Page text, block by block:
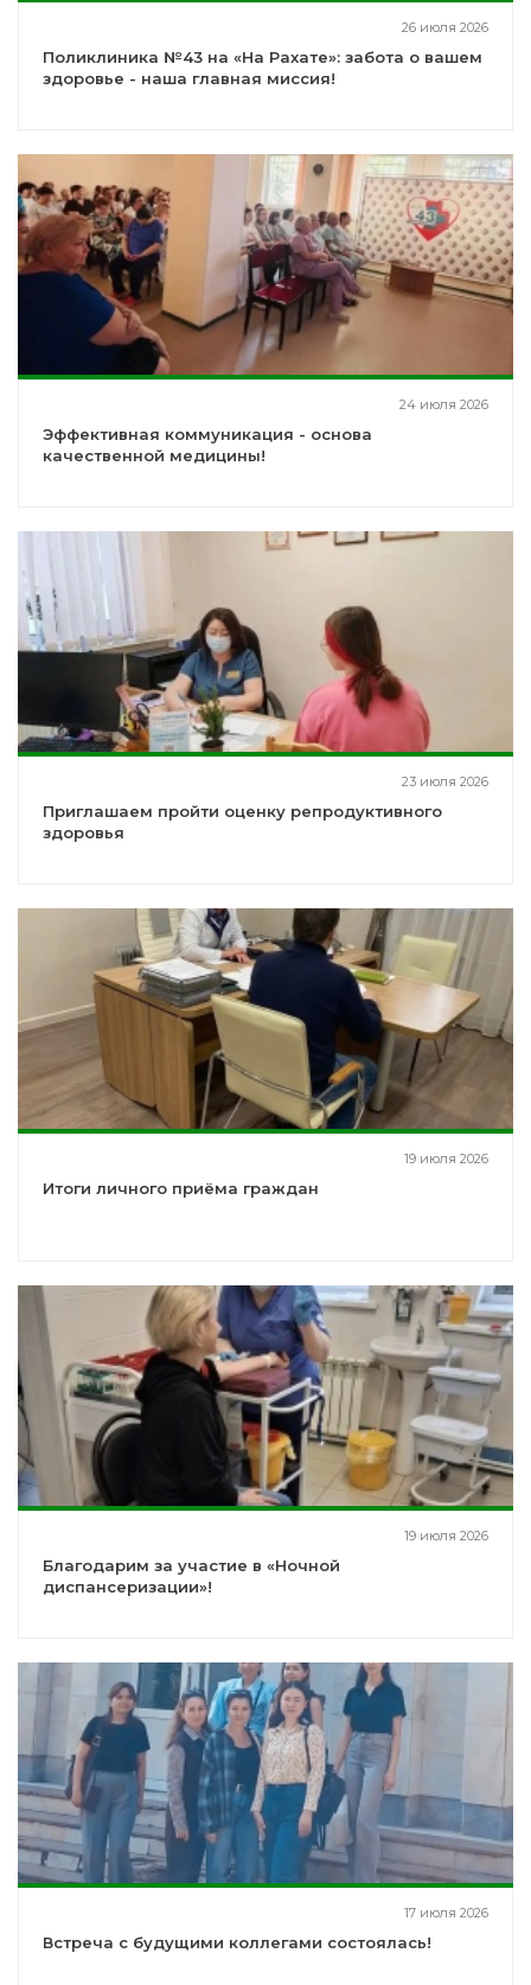
26 июля 2026
Поликлиника №43 на «На Рахате»: забота о вашем
здоровье - наша главная миссия!
24 июля 2026
Эффективная коммуникация - основа
качественной медицины!
23 июля 2026
Приглашаем пройти оценку репродуктивного
здоровья
19 июля 2026
Итоги личного приёма граждан
19 июля 2026
Благодарим за участие в «Ночной
диспансеризации»!
17 июля 2026
Встреча с будущими коллегами состоялась!